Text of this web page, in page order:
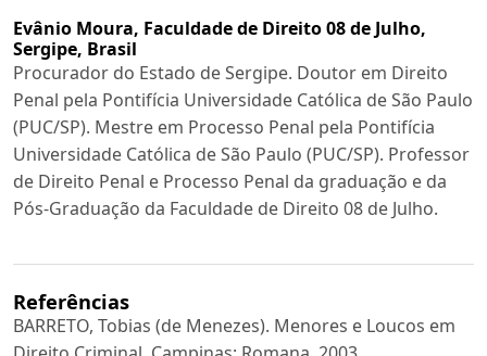
Evânio Moura, Faculdade de Direito 08 de Julho,
Sergipe, Brasil
Procurador do Estado de Sergipe. Doutor em Direito
Penal pela Pontifícia Universidade Católica de São Paulo
(PUC/SP). Mestre em Processo Penal pela Pontifícia
Universidade Católica de São Paulo (PUC/SP). Professor
de Direito Penal e Processo Penal da graduação e da
Pós-Graduação da Faculdade de Direito 08 de Julho.
Referências
BARRETO, Tobias (de Menezes). Menores e Loucos em